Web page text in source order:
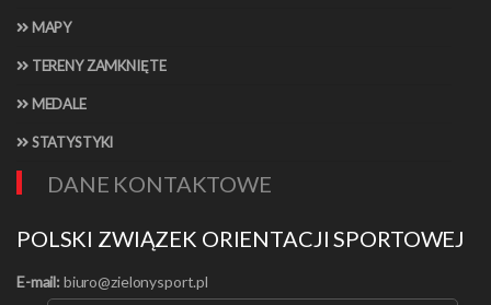
MAPY
TERENY ZAMKNIĘTE
MEDALE
STATYSTYKI
DANE KONTAKTOWE
POLSKI ZWIĄZEK ORIENTACJI SPORTOWEJ
E-mail: